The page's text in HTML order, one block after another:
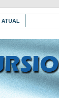
ATUAL